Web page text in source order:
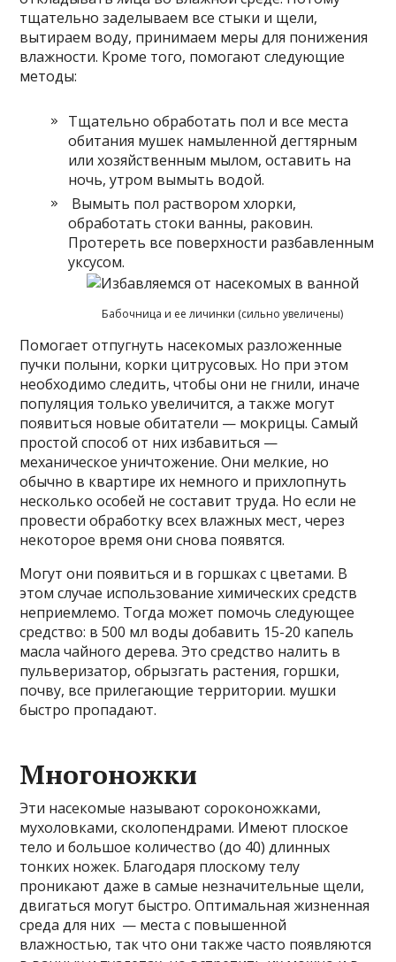
тщательно заделываем все стыки и щели,
вытираем воду, принимаем меры для понижения
влажности. Кроме того, помогают следующие
методы:
Тщательно обработать пол и все места
обитания мушек намыленной дегтярным
или хозяйственным мылом, оставить на
ночь, утром вымыть водой.
Вымыть пол раствором хлорки,
обработать стоки ванны, раковин.
Протереть все поверхности разбавленным
уксусом.
Бабочница и ее личинки (сильно увеличены)
Помогает отпугнуть насекомых разложенные
пучки полыни, корки цитрусовых. Но при этом
необходимо следить, чтобы они не гнили, иначе
популяция только увеличится, а также могут
появиться новые обитатели — мокрицы. Самый
простой способ от них избавиться —
механическое уничтожение. Они мелкие, но
обычно в квартире их немного и прихлопнуть
несколько особей не составит труда. Но если не
провести обработку всех влажных мест, через
некоторое время они снова появятся.
Могут они появиться и в горшках с цветами. В
этом случае использование химических средств
неприемлемо. Тогда может помочь следующее
средство: в 500 мл воды добавить 15-20 капель
масла чайного дерева. Это средство налить в
пульверизатор, обрызгать растения, горшки,
почву, все прилегающие территории. мушки
быстро пропадают.
Многоножки
Эти насекомые называют сороконожками,
мухоловками, сколопендрами. Имеют плоское
тело и большое количество (до 40) длинных
тонких ножек. Благодаря плоскому телу
проникают даже в самые незначительные щели,
двигаться могут быстро. Оптимальная жизненная
среда для них — места с повышенной
влажностью, так что они также часто появляются